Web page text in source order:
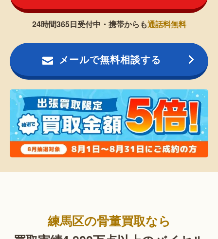
24時間365日受付中・携帯からも通話料無料
メールで無料相談する
練馬区の骨董買取なら